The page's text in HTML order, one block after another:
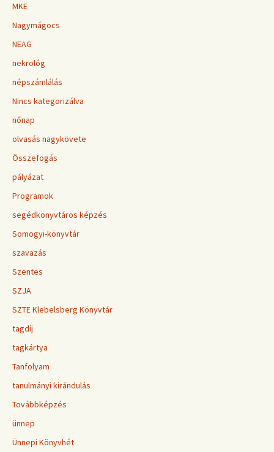
MKE
Nagymágocs
NEAG
nekrológ
népszámlálás
Nincs kategorizálva
nőnap
olvasás nagykövete
Összefogás
pályázat
Programok
segédkönyvtáros képzés
Somogyi-könyvtár
szavazás
Szentes
SZJA
SZTE Klebelsberg Könyvtár
tagdíj
tagkártya
Tanfolyam
tanulmányi kirándulás
Továbbképzés
ünnep
Ünnepi Könyvhét